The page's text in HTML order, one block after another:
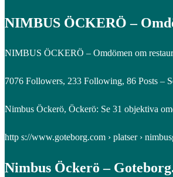
NIMBUS ÖCKERÖ –
NIMBUS ÖCKERÖ – Omdömen om
7076 Followers, 233 Following, 86 Posts –
Nimbus Öckerö, Öckerö: Se 31 objektiva
http s://www.goteborg.com › platser ›
Nimbus Öckerö –